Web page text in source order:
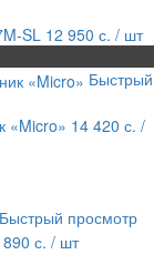
SL 12 950 с. / шт
Быстрый
«Micro» 14 420 с. /
Быстрый просмотр
с. / шт